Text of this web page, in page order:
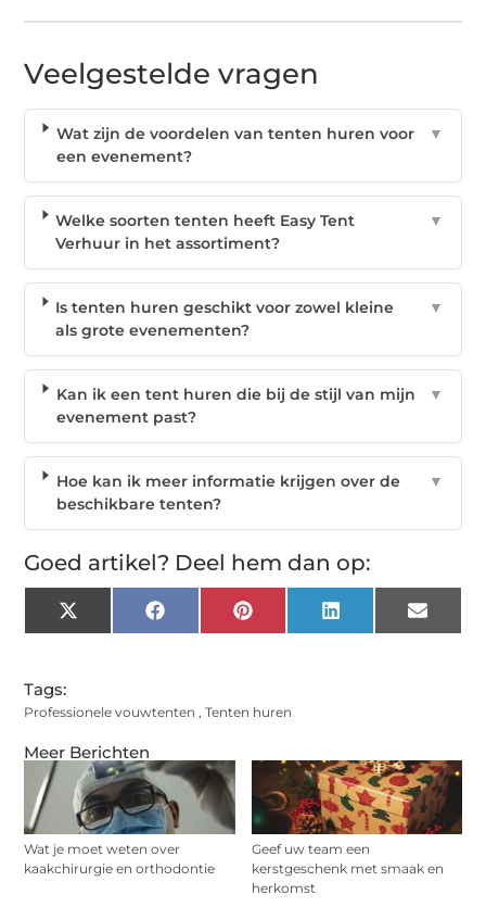
Meer Berichten
Wat je moet weten over
kaakchirurgie en orthodontie
Geef uw team een
kerstgeschenk met smaak en
herkomst
Veelgestelde vragen
Wat zijn de voordelen van tenten huren voor
een evenement?
▼
Welke soorten tenten heeft Easy Tent
Verhuur in het assortiment?
▼
Is tenten huren geschikt voor zowel kleine
als grote evenementen?
▼
Kan ik een tent huren die bij de stijl van mijn
evenement past?
▼
Hoe kan ik meer informatie krijgen over de
beschikbare tenten?
▼
Goed artikel? Deel hem dan op:
X
(Twitter)
Facebook Pinterest LinkedIn Email
Tags:
Professionele vouwtenten ,Tenten huren